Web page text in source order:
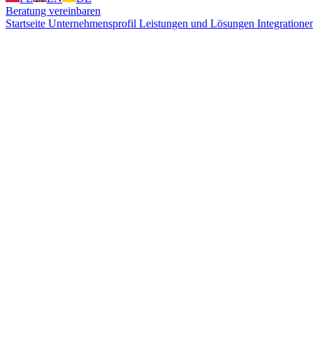
Beratung vereinbaren
Startseite Unternehmensprofil Leistungen und Lösungen